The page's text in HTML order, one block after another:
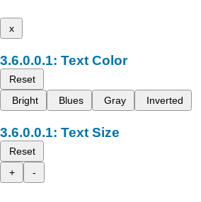
x
Text Color
Reset
Bright
Blues Gray Inverted
Text Size
Reset
+
-